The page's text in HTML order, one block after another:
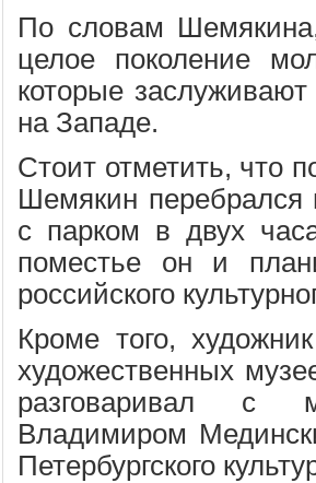
По словам
целое поколение
которые
на Западе.
Стоит отметить, что
Шемякин перебрался
с парком в двух
поместье он и
российского
Кроме того,
художественных
разговаривал с
Владимиром
Петербургского